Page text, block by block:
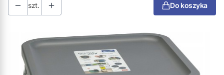
szt. Do koszyka